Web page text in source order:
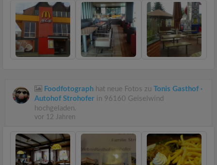
Foodfotograph hat neue Fotos zu Tonis Gasthof ·
Autohof Strohofer in 96160 Geiselwind
hochgeladen.
vor 12 Jahren